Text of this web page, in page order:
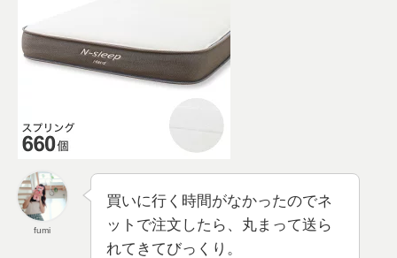
fumi
買いに行く時間がなかったのでネ
ットで注文したら、丸まって送ら
れてきてびっくり。